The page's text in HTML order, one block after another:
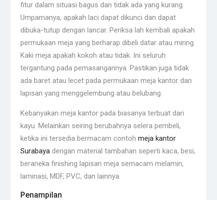
fitur dalam situasi bagus dan tidak ada yang kurang.
Umpamanya, apakah laci dapat dikunci dan dapat
dibuka-tutup dengan lancar. Periksa lah kembali apakah
permukaan meja yang berharap dibeli datar atau miring.
Kaki meja apakah kokoh atau tidak. Ini seluruh
tergantung pada pemasangannya. Pastikan juga tidak
ada baret atau lecet pada permukaan meja kantor dan
lapisan yang menggelembung atau belubang.
Kebanyakan meja kantor pada biasanya terbuat dari
kayu. Melainkan seiring berubahnya selera pembeli,
ketika ini tersedia bermacam contoh meja kantor
Surabayadengan material tambahan seperti kaca, besi,
beraneka finishing lapisan meja semacam melamin,
laminasi, MDF, PVC, dan lainnya.
Penampilan